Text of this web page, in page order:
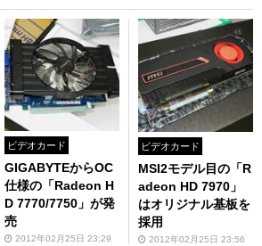
ビデオカード
GIGABYTEからOC
仕様の「Radeon H
D 7770/7750」が発
売
2012年02月25日 23:29
ビデオカード
MSI2モデル目の「R
adeon HD 7970」
はオリジナル基板を
採用
2012年02月25日 23:56